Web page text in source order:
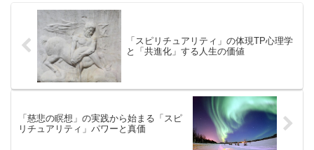
「スピリチュアリティ」の体現TP心理学
と「共進化」する人生の価値
「慈悲の瞑想」の実践から始まる「スピ
リチュアリティ」パワーと真価